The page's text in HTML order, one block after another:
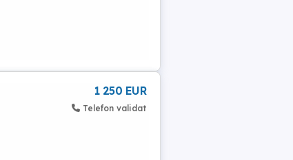
1 250 EUR
Telefon validat